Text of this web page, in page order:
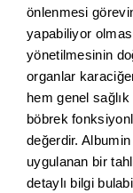
önlenmesi
yapabiliyor
yönetilmesinin
organlar
hem genel
böbrek
değerdir.
uygulanan bir
detaylı bilgi